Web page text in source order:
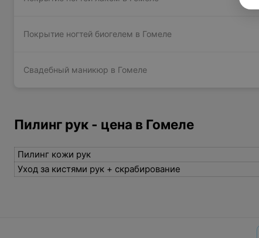
Покрытие ногтей биогелем в Гомеле
Свадебный маникюр в Гомеле
Пилинг рук - цена в Гомеле
Пилинг кожи рук
Уход за кистями рук + скрабирование